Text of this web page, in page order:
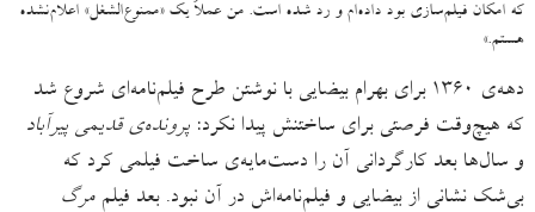
که امکان فیلم‌سازی بود داده‌ام و رد شده است. من عملاً یک «ممنوع‌الشغل» اعلام‌نشده
هستم.»
دهه‌ی ۱۳۶۰ برای بهرام بیضایی با نوشتن طرح فیلم‌نامه‌ای شروع شد
که هیچ‌وقت فرصتی برای ساختنش پیدا نکرد: پرونده‌ی قدیمی پیرآباد
و سال‌ها بعد کارگردانی آن‌ را دست‌مایه‌ی ساخت فیلمی کرد که
بی‌شک نشانی از بیضایی و فیلم‌نامه‌اش در آن نبود. بعد فیلممرگ